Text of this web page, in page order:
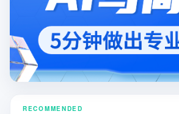
RECOMMENDED